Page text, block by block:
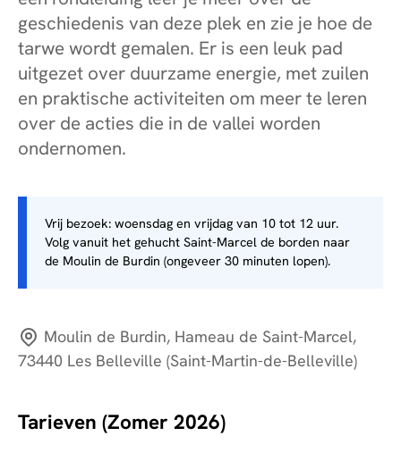
geschiedenis van deze plek en zie je hoe de
tarwe wordt gemalen. Er is een leuk pad
uitgezet over duurzame energie, met zuilen
en praktische activiteiten om meer te leren
over de acties die in de vallei worden
ondernomen.
Vrij bezoek: woensdag en vrijdag van 10 tot 12 uur.
Volg vanuit het gehucht Saint-Marcel de borden naar
de Moulin de Burdin (ongeveer 30 minuten lopen).
Moulin de Burdin, Hameau de Saint-Marcel,
73440 Les Belleville (Saint-Martin-de-Belleville)
Tarieven (Zomer 2026)